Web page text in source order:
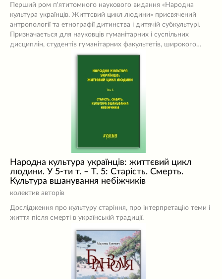
Перший ром п'ятитомного наукового видання «Народна
культура українців. Життєвий цикл людини» присвячений
антропології та етнографії дитинства і дитячій субкультурі.
Призначається для науковців гуманітарних і суспільних
дисциплін, студентів гуманітарних факультетів, широкого…
Народна культура українців: життєвий цикл
людини. У 5-ти т. – Т. 5: Старість. Смерть.
Культура вшанування небіжчиків
колектив авторів
Дослідження про культуру старіння, про інтерпретацію теми і
життя після смерті в українській традиції.